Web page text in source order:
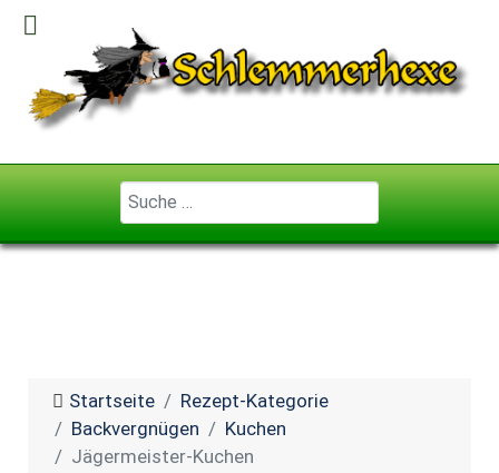
Geben Sie ...
Startseite
Rezept-Kategorie
Backvergnügen
Kuchen
Jägermeister-Kuchen